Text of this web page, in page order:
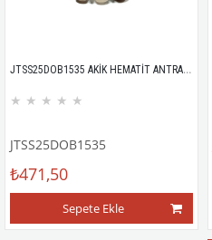
JTSS25DOB1535 AKİK HEMATİT ANTRASİT JANTİ DOĞALTAŞ BİLEKLİK
★ ★ ★ ★ ★
JTSS25DOB1535
₺471,50
Sepete Ekle